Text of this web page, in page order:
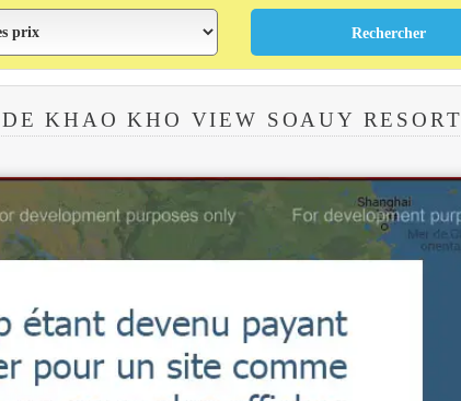
KHAO KHO VIEW SOAUY RESORT